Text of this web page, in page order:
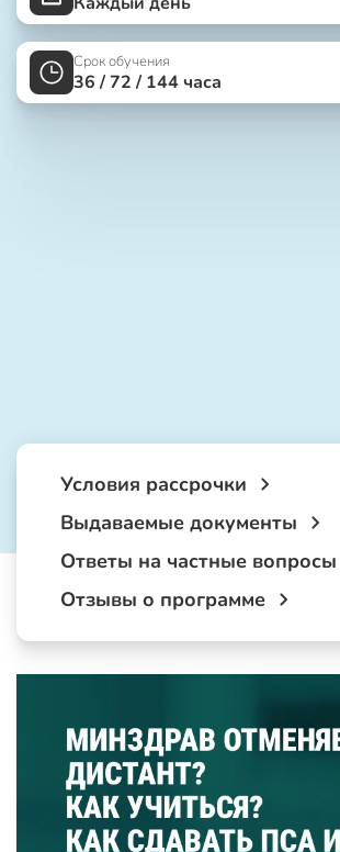
Срок обучения
36 / 72 / 144 часа
Условия рассрочки
Выдаваемые документы
Ответы на частные вопросы
Отзывы о программе